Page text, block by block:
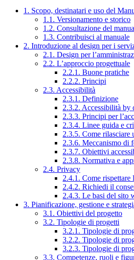
1. Scopo, destinatari e uso del
1.1. Versionamento e storico
1.2. Consultazione del
1.3. Contribuisci al manuale
2. Introduzione al design per i
2.1. Design per
2.2. L’approccio progettuale
2.2.1. Buone pratiche
2.2.2. Principi
2.3. Accessibilità
2.3.1. Definizione
2.3.2. Accessibilità by
2.3.3. Principi per
2.3.4. Linee guida e
2.3.5. Come rilasciare
2.3.6. Meccanismo di
2.3.7. Obiettivi
2.3.8. Normativa e
2.4. Privacy
2.4.1. Come
2.4.2. Richiedi il
2.4.3. Le basi del sito
3. Pianificazione, gestione e
3.1. Obiettivi del progetto
3.2. Tipologie di progetti
3.2.1. Tipologie di
3.2.2. Tipologie di
3.2.3. Tipologie di
3.3. Competenze, ruoli e